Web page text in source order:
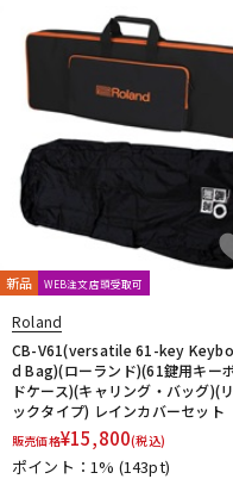
新品 WEB注文店頭受取可
Roland
CB-V61(versatile 61-key
d Bag)(ローランド)(61鍵用キー
ドケース)(キャリング・バッグ)(
ックタイプ) レインカバーセット
販売価格¥15,800(税込)
ポイント：1% (143pt)